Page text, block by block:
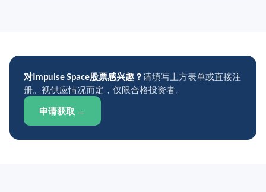
对Impulse Space股票感兴趣？请填写上方表单或直接注
册。视供应情况而定，仅限合格投资者。
申请获取 →